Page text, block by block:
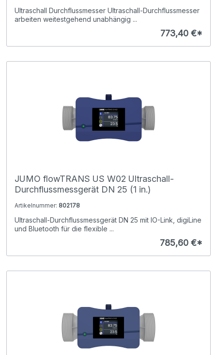
Ultraschall Durchflussmesser Ultraschall-Durchflussmesser
arbeiten weitestgehend unabhängig ...
773,40 €*
JUMO flowTRANS US W02 Ultraschall-
Durchflussmessgerät DN 25 (1 in.)
Artikelnummer: 802178
Ultraschall-Durchflussmessgerät DN 25 mit IO-Link, digiLine
und Bluetooth für die flexible ...
785,60 €*